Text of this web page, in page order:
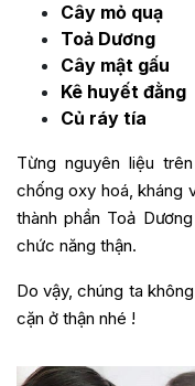
Cây mỏ quạ
Toả Dương
Cây mật gấu
Kê huyết đằng
Củ ráy tía
Từng nguyên liệu
chống oxy hoá, kháng
thành phần Toả
chức năng thận.
Do vậy, chúng ta
cặn ở thận nhé !